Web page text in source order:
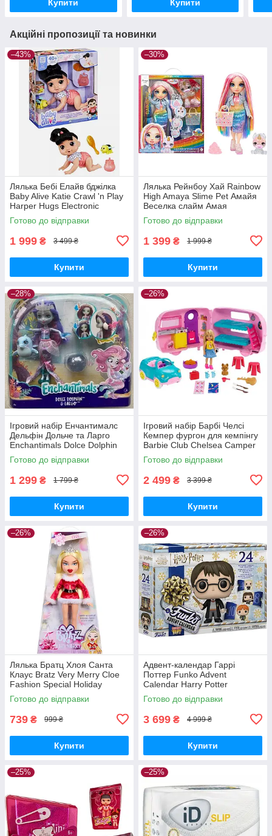
Купити Купити
Акційні пропозиції та новинки
–43%
Лялька Бебі Елайв бджілка
Baby Alive Katie Crawl 'n Play
Harper Hugs Electronic
Crawling
Готово до відправки
1 999 ₴ 3 499 ₴
Купити
–30%
Лялька Рейнбоу Хай Rainbow
High Amaya Slime Pet Амайя
Веселка слайм Амая
Готово до відправки
1 399 ₴ 1 999 ₴
Купити
–28%
Ігровий набір Енчантималс
Дельфін Дольче та Ларго
Enchantimals Dolce Dolphin
Largo FKV55
Готово до відправки
1 299 ₴ 1 799 ₴
Купити
–26%
Ігровий набір Барбі Челсі
Кемпер фургон для кемпінгу
Barbie Club Chelsea Camper
Готово до відправки
2 499 ₴ 3 399 ₴
Купити
–26%
Лялька Братц Хлоя Санта
Клаус Bratz Very Merry Cloe
Fashion Special Holiday
Готово до відправки
739 ₴ 999 ₴
Купити
–26%
Адвент-календар Гаррі
Поттер Funko Advent
Calendar Harry Potter
Готово до відправки
3 699 ₴ 4 999 ₴
Купити
–25% –25%